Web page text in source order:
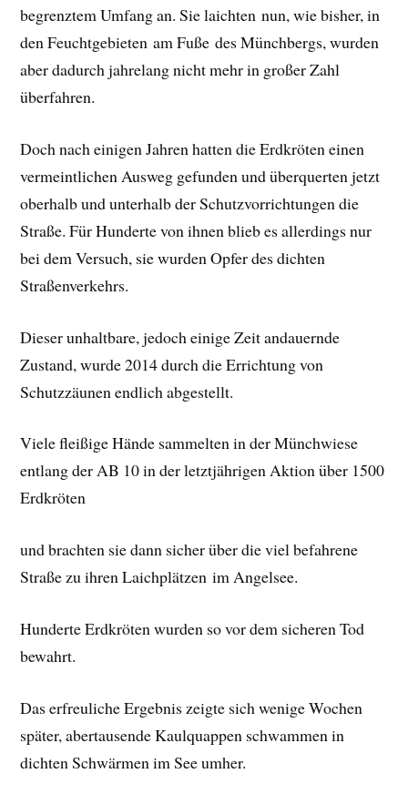
begrenztem Umfang an. Sie laichten nun, wie bisher, in
den Feuchtgebieten am Fuße des Münchbergs, wurden
aber dadurch jahrelang nicht mehr in großer Zahl
überfahren.
Doch nach einigen Jahren hatten die Erdkröten einen
vermeintlichen Ausweg gefunden und überquerten jetzt
oberhalb und unterhalb der Schutzvorrichtungen die
Straße. Für Hunderte von ihnen blieb es allerdings nur
bei dem Versuch, sie wurden Opfer des dichten
Straßenverkehrs.
Dieser unhaltbare, jedoch einige Zeit andauernde
Zustand, wurde 2014 durch die Errichtung von
Schutzzäunen endlich abgestellt.
Viele fleißige Hände sammelten in der Münchwiese
entlang der AB 10 in der letztjährigen Aktion über 1500
Erdkröten
und brachten sie dann sicher über die viel befahrene
Straße zu ihren Laichplätzen im Angelsee.
Hunderte Erdkröten wurden so vor dem sicheren Tod
bewahrt.
Das erfreuliche Ergebnis zeigte sich wenige Wochen
später, abertausende Kaulquappen schwammen in
dichten Schwärmen im See umher.